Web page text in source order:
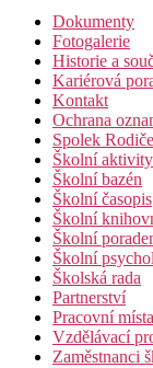
Dokumenty
Fotogalerie
Historie a
Kariérová
Kontakt
Ochrana
Spolek
Školní aktivity
Školní bazén
Školní časopis
Školní
Školní
Školní
Školská rada
Partnerství
Pracovní místa
Vzdělávací
Zaměstnanci